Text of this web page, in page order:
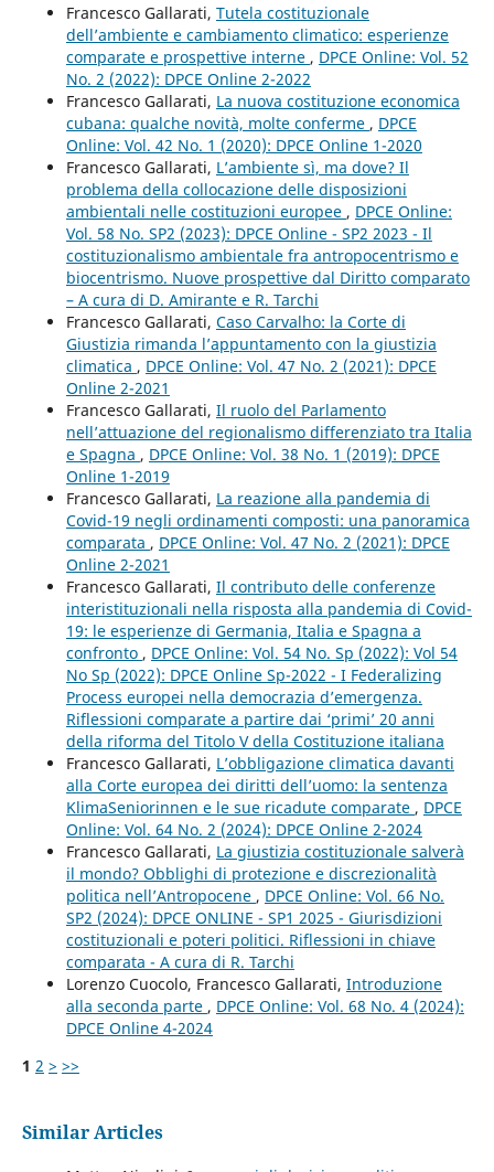
Francesco Gallarati, Tutela costituzionale
dell’ambiente e cambiamento climatico: esperienze
comparate e prospettive interne , DPCE Online: Vol. 52
No. 2 (2022): DPCE Online 2-2022
Francesco Gallarati, La nuova costituzione economica
cubana: qualche novità, molte conferme , DPCE
Online: Vol. 42 No. 1 (2020): DPCE Online 1-2020
Francesco Gallarati, L’ambiente sì, ma dove? Il
problema della collocazione delle disposizioni
ambientali nelle costituzioni europee , DPCE Online:
Vol. 58 No. SP2 (2023): DPCE Online - SP2 2023 - Il
costituzionalismo ambientale fra antropocentrismo e
biocentrismo. Nuove prospettive dal Diritto comparato
– A cura di D. Amirante e R. Tarchi
Francesco Gallarati, Caso Carvalho: la Corte di
Giustizia rimanda l’appuntamento con la giustizia
climatica , DPCE Online: Vol. 47 No. 2 (2021): DPCE
Online 2-2021
Francesco Gallarati, Il ruolo del Parlamento
nell’attuazione del regionalismo differenziato tra Italia
e Spagna , DPCE Online: Vol. 38 No. 1 (2019): DPCE
Online 1-2019
Francesco Gallarati, La reazione alla pandemia di
Covid-19 negli ordinamenti composti: una panoramica
comparata , DPCE Online: Vol. 47 No. 2 (2021): DPCE
Online 2-2021
Francesco Gallarati, Il contributo delle conferenze
interistituzionali nella risposta alla pandemia di Covid-
19: le esperienze di Germania, Italia e Spagna a
confronto , DPCE Online: Vol. 54 No. Sp (2022): Vol 54
No Sp (2022): DPCE Online Sp-2022 - I Federalizing
Process europei nella democrazia d’emergenza.
Riflessioni comparate a partire dai ‘primi’ 20 anni
della riforma del Titolo V della Costituzione italiana
Francesco Gallarati, L’obbligazione climatica davanti
alla Corte europea dei diritti dell’uomo: la sentenza
KlimaSeniorinnen e le sue ricadute comparate , DPCE
Online: Vol. 64 No. 2 (2024): DPCE Online 2-2024
Francesco Gallarati, La giustizia costituzionale salverà
il mondo? Obblighi di protezione e discrezionalità
politica nell’Antropocene , DPCE Online: Vol. 66 No.
SP2 (2024): DPCE ONLINE - SP1 2025 - Giurisdizioni
costituzionali e poteri politici. Riflessioni in chiave
comparata - A cura di R. Tarchi
Lorenzo Cuocolo, Francesco Gallarati, Introduzione
alla seconda parte , DPCE Online: Vol. 68 No. 4 (2024):
DPCE Online 4-2024
1 2 > >>
Similar Articles